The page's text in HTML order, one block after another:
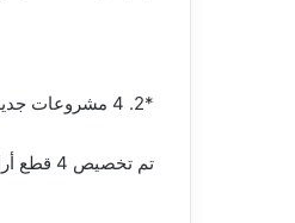
*2. 4 مشروعات جديدة ضمن “حياة كريمة” بمحافظة قنا*
تم تخصيص 4 قطع أراضٍ لإقامة: مجمع طبي بالكوم الأحمر 2160م2، وحدتي طب أسرة بالقارة وأبو مناع بحري، ومركز تنمية الأسرة والطفولة بالحاج سلام.